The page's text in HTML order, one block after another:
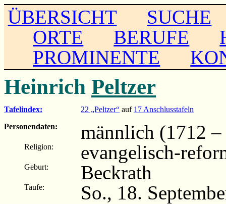
ÜBERSICHT
SUCHE
ORTE
BERUFE
PROMINENTE
Heinrich Peltzer
Tafelindex: 22 „Peltzer“ auf 17 Anschlusstafeln
Personendaten:
männlich (1712
Religion: evangelisch-
Geburt: Beckrath
Taufe: So., 18.